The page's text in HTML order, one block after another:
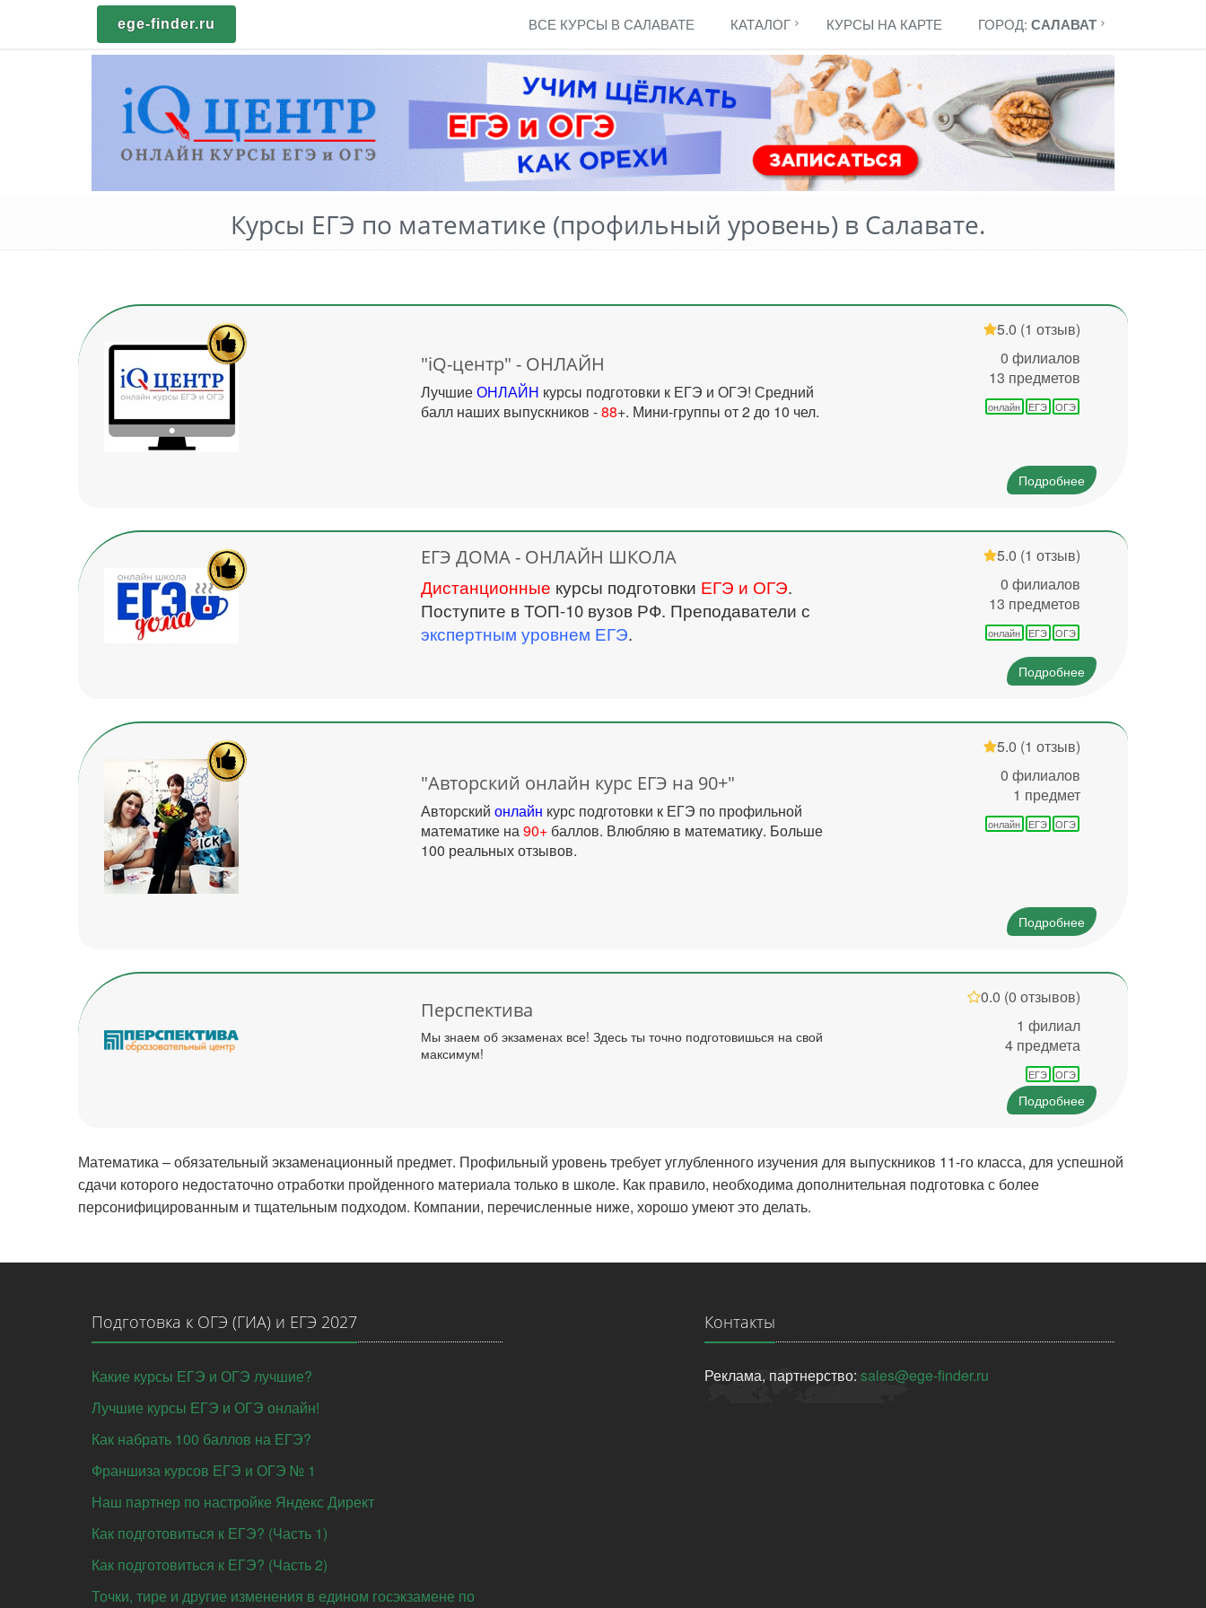
ege-finder.ru ВСЕ КУРСЫ В САЛАВАТЕ КАТАЛОГ КУРСЫ НА КАРТЕ ГОРОД: САЛАВАТ
Курсы ЕГЭ по математике (профильный уровень) в Салавате.
5.0 (1 отзыв)
0 филиалов
13 предметов
онлайн ЕГЭ ОГЭ
"iQ-центр" - ОНЛАЙН
ЛучшиеОНЛАЙН курсы подготовки к ЕГЭ и ОГЭ! Средний
балл наших выпускников -88+. Мини-группы от 2 до 10 чел.
Подробнее
5.0 (1 отзыв)
0 филиалов
13 предметов
онлайн ЕГЭ ОГЭ
ЕГЭ ДОМА - ОНЛАЙН ШКОЛА
Дистанционные курсы подготовки ЕГЭ и ОГЭ.
Поступите в ТОП-10 вузов РФ. Преподаватели с
экспертным уровнем ЕГЭ.
Подробнее
5.0 (1 отзыв)
0 филиалов
1 предмет
онлайн ЕГЭ ОГЭ
"Авторский онлайн курс ЕГЭ на 90+"
Авторскийонлайн курс подготовки к ЕГЭ по профильной
математике на90+ баллов. Влюбляю в математику. Больше
100 реальных отзывов.
Подробнее
0.0 (0 отзывов)
1 филиал
4 предмета
ЕГЭ ОГЭ
Перспектива
Мы знаем об экзаменах все! Здесь ты точно подготовишься на свой
максимум!
Подробнее
Математика – обязательный экзаменационный предмет. Профильный уровень требует углубленного изучения для выпускников 11-го класса, для успешной
сдачи которого недостаточно отработки пройденного материала только в школе. Как правило, необходима дополнительная подготовка с более
персонифицированным и тщательным подходом. Компании, перечисленные ниже, хорошо умеют это делать.
Подготовка к ОГЭ (ГИА) и ЕГЭ 2027
Какие курсы ЕГЭ и ОГЭ лучшие?
Лучшие курсы ЕГЭ и ОГЭ онлайн!
Как набрать 100 баллов на ЕГЭ?
Франшиза курсов ЕГЭ и ОГЭ № 1
Наш партнер по настройке Яндекс Директ
Как подготовиться к ЕГЭ? (Часть 1)
Как подготовиться к ЕГЭ? (Часть 2)
Точки, тире и другие изменения в едином госэкзамене по
Контакты
Реклама, партнерство: sales@ege-finder.ru